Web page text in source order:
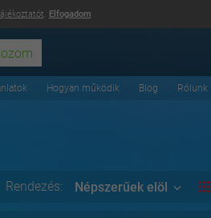
. Elfogadom
Hogyan működik Blog Rólunk
Rendezés: Népszerűek elöl